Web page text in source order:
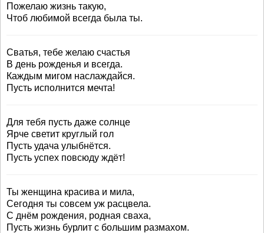
Пожелаю жизнь такую,
Чтоб любимой всегда была ты.
Сватья, тебе желаю счастья
В день рожденья и всегда.
Каждым мигом наслаждайся.
Пусть исполнится мечта!
Для тебя пусть даже солнце
Ярче светит круглый гол
Пусть удача улыбнётся.
Пусть успех повсюду ждёт!
Ты женщина красива и мила,
Сегодня ты совсем уж расцвела.
С днём рождения, родная сваха,
Пусть жизнь бурлит с большим размахом.